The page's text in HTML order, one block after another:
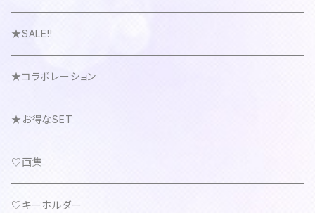
★SALE!!
★コラボレーション
★お得なSET
♡画集
♡キーホルダー